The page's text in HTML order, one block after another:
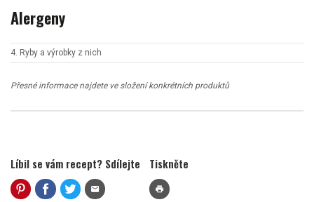
Alergeny
4. Ryby a výrobky z nich
Přesné informace najdete ve složení konkrétních produktů
Líbil se vám recept? Sdílejte
mail
Tiskněte
print